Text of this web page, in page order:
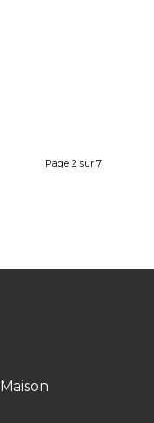
Page 2 sur 7